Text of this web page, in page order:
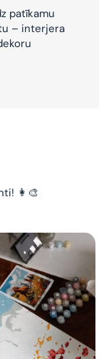
patīkamu
– interjera
👩‍🎨